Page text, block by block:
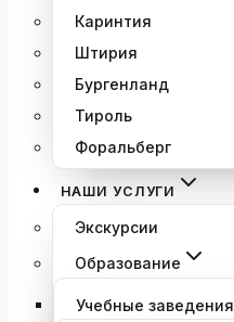
Каринтия
Штирия
Бургенланд
Тироль
Форальберг
НАШИ УСЛУГИ
Экскурсии
Образование
Учебные заведения